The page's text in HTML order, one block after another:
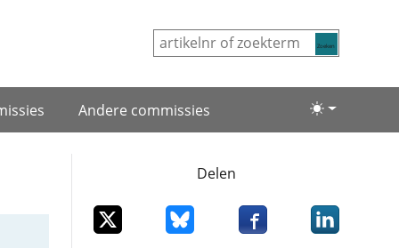
Lichte/
Andere commissies
Delen
Deel dit item op XDeel dit item op Bluesky
Deel dit item op
Deel dit